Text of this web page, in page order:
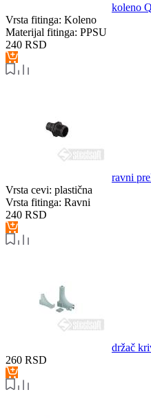
koleno
Vrsta fitinga: Koleno
Materijal fitinga: PPSU
240 RSD
ravni
Vrsta cevi: plastična
Vrsta fitinga: Ravni
240 RSD
držač
260 RSD